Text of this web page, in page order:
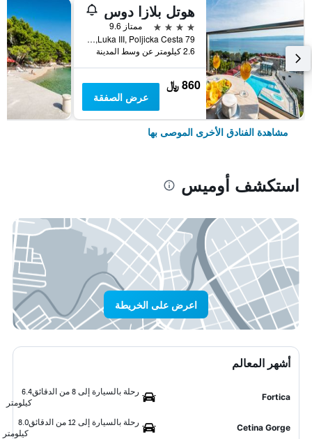
هوتل بلازا دوس
4 نجوم
ممتاز 9.6
Luka III, Poljicka Cesta 79, أوميس, كرواتيا
2.6 كيلومتر عن وسط المدينة
860 ﷼
عرض الصفقة
مشاهدة الفنادق الأخرى الموصى بها
استكشف أوميس
اعرض على الخريطة
أشهر المعالم
Fortica
رحلة بالسيارة إلى 8 من الدقائق
6.4
كيلومتر
Cetina Gorge
رحلة بالسيارة إلى 12 من الدقائق
8.0
كيلومتر